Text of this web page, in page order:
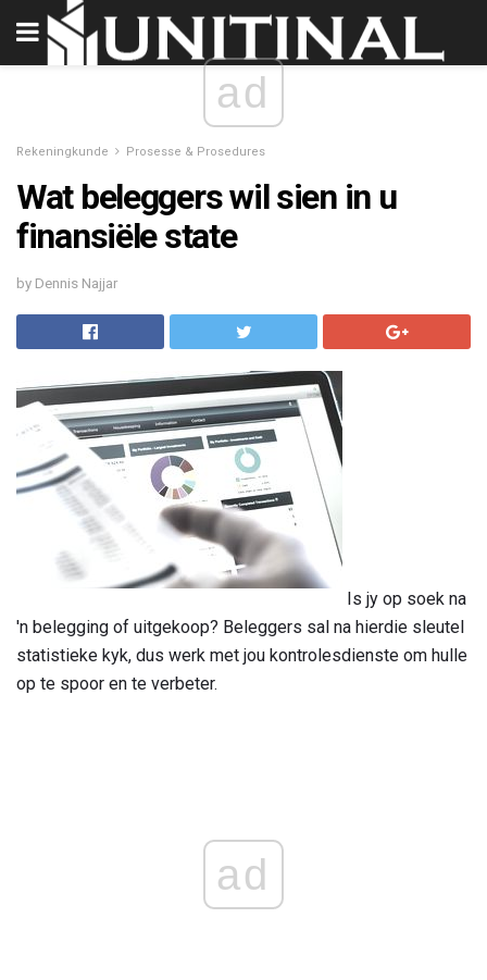
ad
Rekeningkunde Prosesse & Prosedures
Wat beleggers wil sien in u
finansiële state
by Dennis Najjar
Is jy op soek na
'n belegging of uitgekoop? Beleggers sal na hierdie sleutel
statistieke kyk, dus werk met jou kontrolesdienste om hulle
op te spoor en te verbeter.
ad